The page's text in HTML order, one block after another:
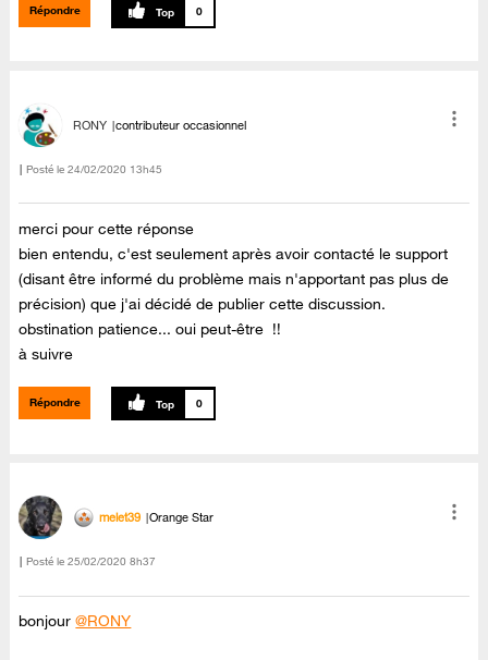
Répondre 0
RONY contributeur occasionnel
Posté le ‎24/02/2020 13h45
merci pour cette réponse
bien entendu, c'est seulement après avoir contacté le support
(disant être informé du problème mais n'apportant pas plus de
précision) que j'ai décidé de publier cette discussion.
obstination patience... oui peut-être !!
à suivre
Répondre 0
melet39 Orange Star
Posté le ‎25/02/2020 8h37
bonjour@RONY